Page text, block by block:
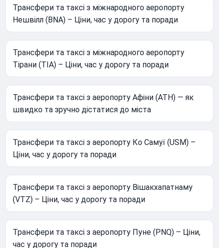
Трансфери та таксі з міжнародного аеропорту
Нешвілл (BNA) – Ціни, час у дорогу та поради
Трансфери та таксі з міжнародного аеропорту
Тірани (TIA) – Ціни, час у дорогу та поради
Трансфери та таксі з аеропорту Афіни (ATH) — як
швидко та зручно дістатися до міста
Трансфери та таксі з аеропорту Ко Самуї (USM) –
Ціни, час у дорогу та поради
Трансфери та таксі з аеропорту Вішакхапатнаму
(VTZ) – Ціни, час у дорогу та поради
Трансфери та таксі з аеропорту Пуне (PNQ) – Ціни,
час у дорогу та поради